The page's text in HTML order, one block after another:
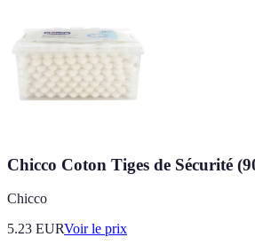
Chicco Coton Tiges de Sécurité
Chicco
5.23 EURVoir le prix